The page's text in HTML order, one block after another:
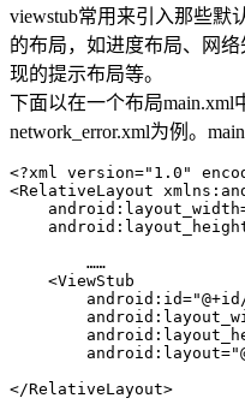
viewstub常用来引入那些默
的布局，如进度布局、网
现的提示布局等。
下面以在一个布局
network_error.xml为例。
<?xml version="1.0"
<RelativeLayout
    <ViewStub
</RelativeLayout>